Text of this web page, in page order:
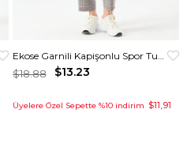
$13.23
$18.88
Üyelere Özel Sepette %10 indirim $11,91